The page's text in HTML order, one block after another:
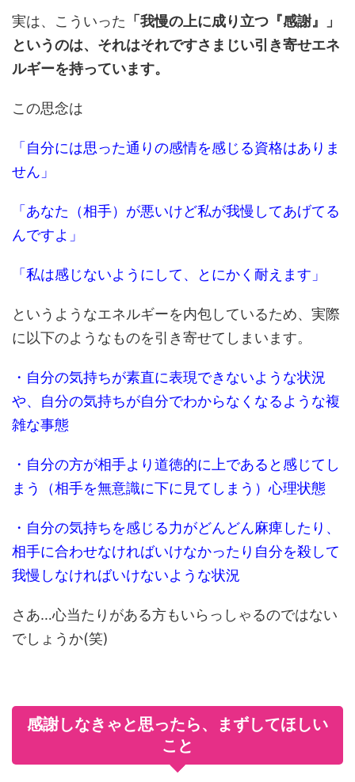
実は、こういった 「我慢の上に成り立つ 『感謝』」
というのは、それはそれですさまじい引き寄せエネ
ルギーを持っています。
この思念は
「自分には思った通りの感情を感じる資格はありま
せん」
「あなた（相手）が悪いけど私が我慢してあげてる
んですよ」
「私は感じないようにして、とにかく耐えます」
というようなエネルギーを内包しているため、実際
に以下のようなものを引き寄せてしまいます。
・自分の気持ちが素直に表現できないような状況
や、自分の気持ちが自分でわからなくなるような複
雑な事態
・自分の方が相手より道徳的に上であると感じてし
まう（相手を無意識に下に見てしまう）心理状態
・自分の気持ちを感じる力がどんどん麻痺したり、
相手に合わせなければいけなかったり自分を殺して
我慢しなければいけないような状況
さあ…心当たりがある方もいらっしゃるのではない
でしょうか(笑)
感謝しなきゃと思ったら、まずしてほしい
こと